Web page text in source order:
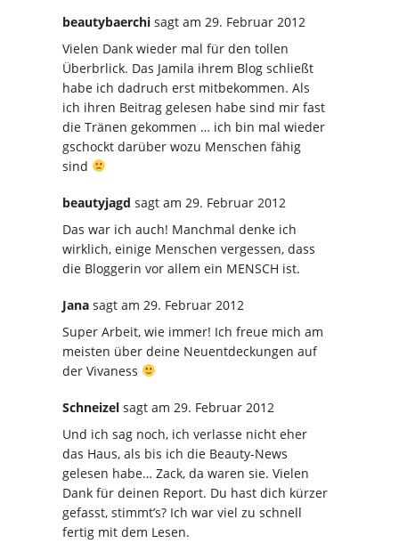
beautybaerchi sagt am 29. Februar 2012
Vielen Dank wieder mal für den tollen
Überbrlick. Das Jamila ihrem Blog schließt
habe ich dadruch erst mitbekommen. Als
ich ihren Beitrag gelesen habe sind mir fast
die Tränen gekommen … ich bin mal wieder
gschockt darüber wozu Menschen fähig
sind
beautyjagd sagt am 29. Februar 2012
Das war ich auch! Manchmal denke ich
wirklich, einige Menschen vergessen, dass
die Bloggerin vor allem ein MENSCH ist.
Jana sagt am 29. Februar 2012
Super Arbeit, wie immer! Ich freue mich am
meisten über deine Neuentdeckungen auf
der Vivaness
Schneizel sagt am 29. Februar 2012
Und ich sag noch, ich verlasse nicht eher
das Haus, als bis ich die Beauty-News
gelesen habe… Zack, da waren sie. Vielen
Dank für deinen Report. Du hast dich kürzer
gefasst, stimmt’s? Ich war viel zu schnell
fertig mit dem Lesen.